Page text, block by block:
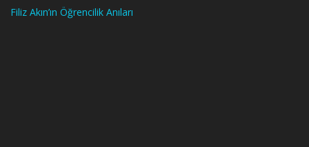
Filiz Akın’ın Öğrencilik Anıları